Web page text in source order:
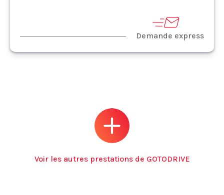
Demande express
Voir les autres prestations de GOTODRIVE